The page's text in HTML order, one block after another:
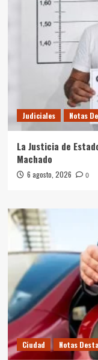
Judiciales Notas
La Justicia de
Machado
6 agosto, 2026 0
Ciudad Notas